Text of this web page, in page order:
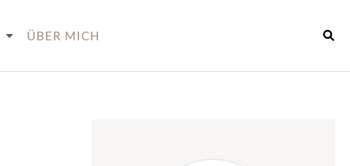
ÜBER MICH